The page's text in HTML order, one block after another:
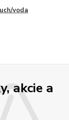
voda
akcie a